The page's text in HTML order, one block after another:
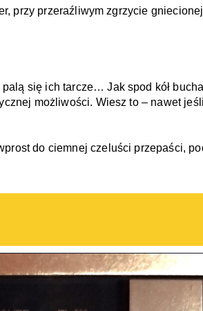
przy przeraźliwym zgrzycie gniecionej
się ich tarcze… Jak spod kół
możliwości. Wiesz to – nawet
do ciemnej czeluści przepaści,